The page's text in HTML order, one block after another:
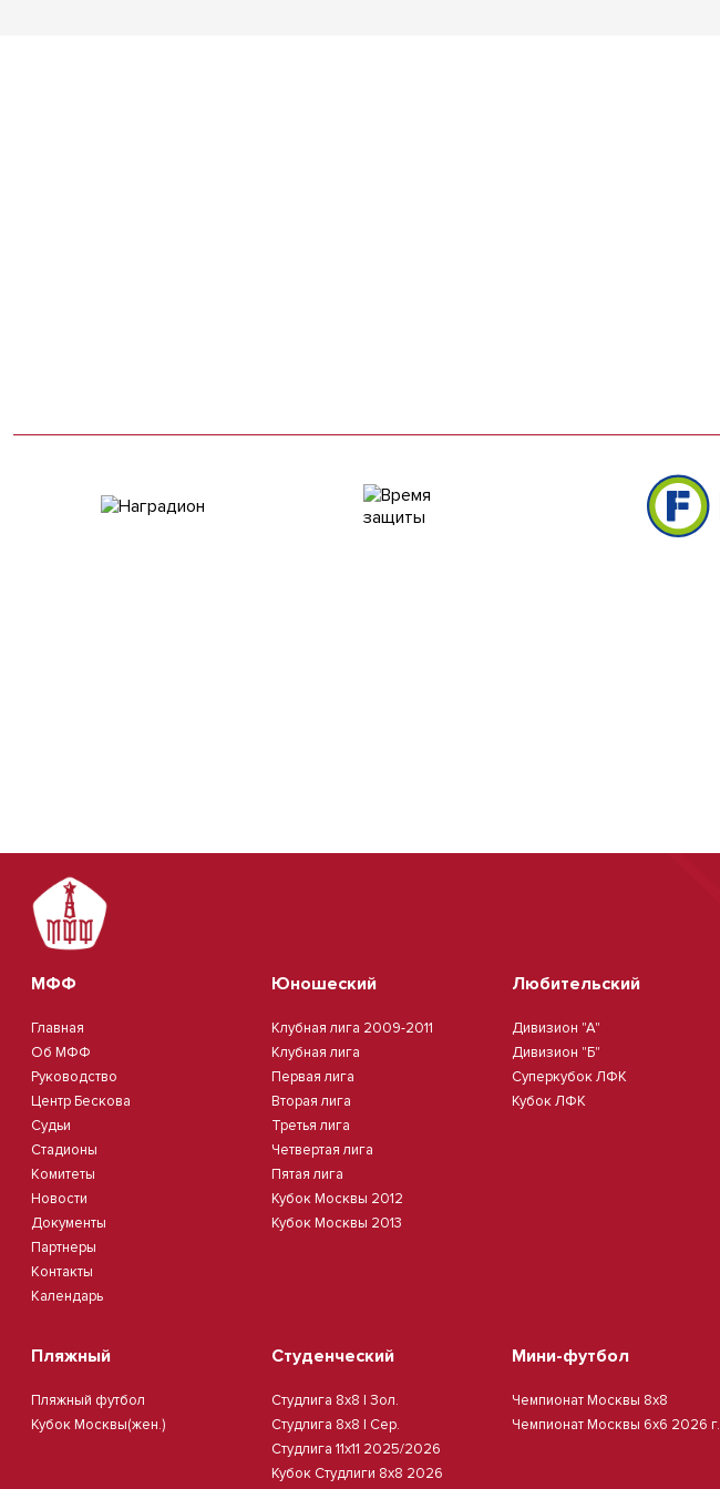
МФФ
Главная
Об МФФ
Руководство
Центр Бескова
Судьи
Стадионы
Комитеты
Новости
Документы
Партнеры
Контакты
Календарь
Юношеский
Клубная лига 2009-2011
Клубная лига
Первая лига
Вторая лига
Третья лига
Четвертая лига
Пятая лига
Кубок Москвы 2012
Кубок Москвы 2013
Любительский
Дивизион "А"
Дивизион "Б"
Суперкубок ЛФК
Кубок ЛФК
Пляжный
Пляжный футбол
Кубок Москвы(жен.)
Студенческий
Студлига 8х8 | Зол.
Студлига 8х8 | Сер.
Студлига 11х11 2025/2026
Кубок Студлиги 8х8 2026
Мини-футбол
Чемпионат Москвы 8х8
Чемпионат Москвы 6х6 2026 г.